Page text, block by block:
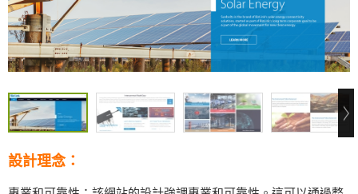
設計理念：